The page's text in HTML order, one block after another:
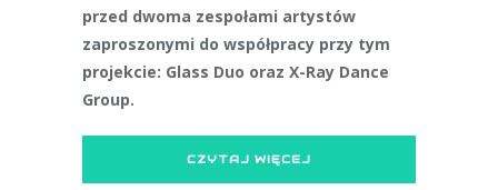
przed dwoma zespołami artystów
zaproszonymi do współpracy przy tym
projekcie: Glass Duo oraz X-Ray Dance
Group.
CZYTAJ WIĘCEJ